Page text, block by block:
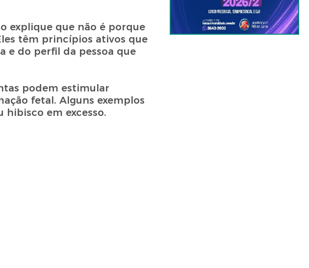
explique que não é porque
têm princípios ativos que
e do perfil da pessoa que
podem estimular
fetal. Alguns exemplos
hibisco em excesso.